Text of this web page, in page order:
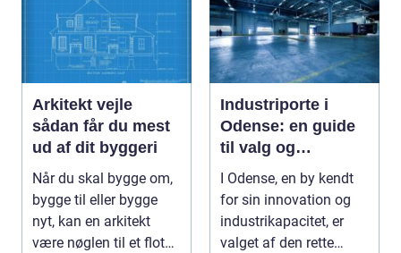
Arkitekt vejle
sådan får du mest
ud af dit byggeri
Når du skal bygge om,
bygge til eller bygge
nyt, kan en arkitekt
være nøglen til et flot
Industriporte i
Odense: en guide
til valg og
installation
I Odense, en by kendt
for sin innovation og
industrikapacitet, er
valget af den rette